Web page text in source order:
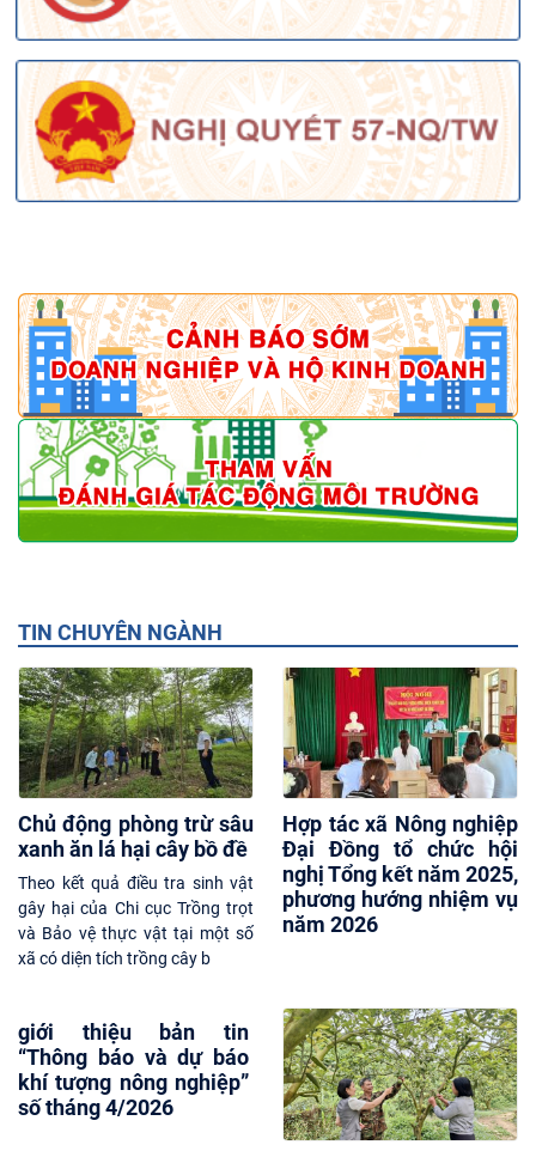
TIN CHUYÊN NGÀNH
Chủ động phòng trừ sâu
xanh ăn lá hại cây bồ đề
Theo kết quả điều tra sinh vật
gây hại của Chi cục Trồng trọt
và Bảo vệ thực vật tại một số
xã có diện tích trồng cây b
Hợp tác xã Nông nghiệp
Đại Đồng tổ chức hội
nghị Tổng kết năm 2025,
phương hướng nhiệm vụ
năm 2026
giới thiệu bản tin
“Thông báo và dự báo
khí tượng nông nghiệp”
số tháng 4/2026